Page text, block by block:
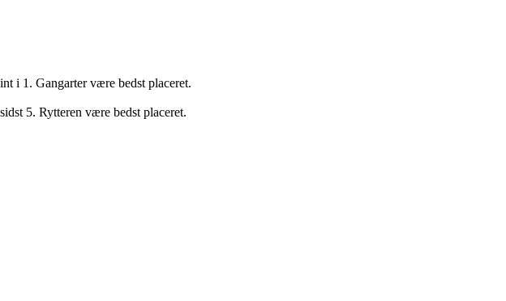
i 1. Gangarter være bedst placeret.
5. Rytteren være bedst placeret.